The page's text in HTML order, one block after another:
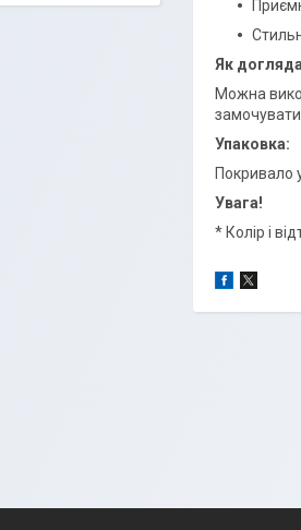
Як
Можна
Упаковка:
Покривало
Увага!
* Колір і